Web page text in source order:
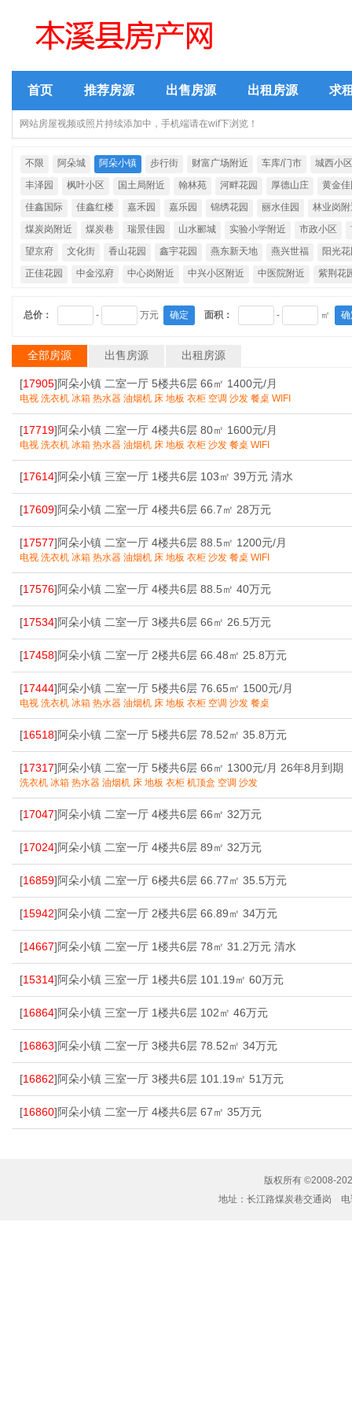
首页 推荐房源 出售房源 出租房源 求
网站房屋视频或照片持续添加中，手机端请在wif下浏览！
不限 阿朵城 阿朵小镇 步行街 财富广场附近 车库/门市
城西小区
丰泽园
枫叶小区 国土局附近 翰林苑 河畔花园 厚德山庄
黄金
佳鑫国际
佳鑫红楼 嘉禾园 嘉乐园 锦绣花园 丽水佳园
林业岗
煤炭岗附近
煤炭巷 瑞景佳园 山水郦城 实验小学附近 市政小区
望京府
文化街 香山花园 鑫宇花园 燕东新天地 燕兴世福
阳光
正佳花园
中金泓府 中心岗附近 中兴小区附近 中医院附近 紫荆花
总价： - 万元 确定 面积： - ㎡
全部房源 出售房源 出租房源
[17905]阿朵小镇 二室一厅 5楼共6层 66㎡ 1400元/月
电视 洗衣机 冰箱 热水器 油烟机 床 地板 衣柜 空调 沙发 餐桌 WIFI
[17719]阿朵小镇 二室一厅 4楼共6层 80㎡ 1600元/月
电视 洗衣机 冰箱 热水器 油烟机 床 地板 衣柜 沙发 餐桌 WIFI
[17614]阿朵小镇 三室一厅 1楼共6层 103㎡ 39万元 清水
[17609]阿朵小镇 二室一厅 4楼共6层 66.7㎡ 28万元
[17577]阿朵小镇 二室一厅 4楼共6层 88.5㎡ 1200元/月
电视 洗衣机 冰箱 热水器 油烟机 床 地板 衣柜 沙发 餐桌 WIFI
[17576]阿朵小镇 二室一厅 4楼共6层 88.5㎡ 40万元
[17534]阿朵小镇 二室一厅 3楼共6层 66㎡ 26.5万元
[17458]阿朵小镇 二室一厅 2楼共6层 66.48㎡ 25.8万元
[17444]阿朵小镇 二室一厅 5楼共6层 76.65㎡ 1500元/月
电视 洗衣机 冰箱 热水器 油烟机 床 地板 衣柜 空调 沙发 餐桌
[16518]阿朵小镇 二室一厅 5楼共6层 78.52㎡ 35.8万元
[17317]阿朵小镇 二室一厅 5楼共6层 66㎡ 1300元/月 26年8月到期
洗衣机 冰箱 热水器 油烟机 床 地板 衣柜 机顶盒 空调 沙发
[17047]阿朵小镇 二室一厅 4楼共6层 66㎡ 32万元
[17024]阿朵小镇 二室一厅 4楼共6层 89㎡ 32万元
[16859]阿朵小镇 二室一厅 6楼共6层 66.77㎡ 35.5万元
[15942]阿朵小镇 二室一厅 2楼共6层 66.89㎡ 34万元
[14667]阿朵小镇 二室一厅 1楼共6层 78㎡ 31.2万元 清水
[15314]阿朵小镇 三室一厅 1楼共6层 101.19㎡ 60万元
[16864]阿朵小镇 三室一厅 1楼共6层 102㎡ 46万元
[16863]阿朵小镇 二室一厅 3楼共6层 78.52㎡ 34万元
[16862]阿朵小镇 三室一厅 3楼共6层 101.19㎡ 51万元
[16860]阿朵小镇 二室一厅 4楼共6层 67㎡ 35万元
版权所有 ©2008-
地址：长江路煤炭巷交通岗